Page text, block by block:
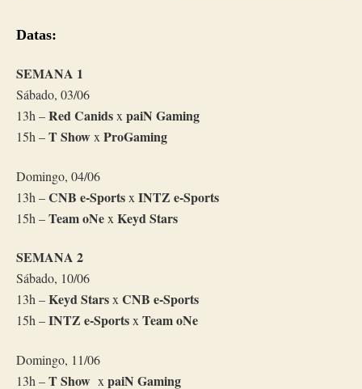
Datas:
SEMANA 1
Sábado, 03/06
13h –Red Canidsx paiN Gaming
15h –TShowx ProGaming
Domingo, 04/06
13h –CNB e-Sportsx INTZ e-Sports
15h –Team oNex Keyd Stars
SEMANA 2
Sábado, 10/06
13h –Keyd Starsx CNB e-Sports
15h –INTZ e-Sportsx Team oNe
Domingo, 11/06
13h –T Show x paiN Gaming